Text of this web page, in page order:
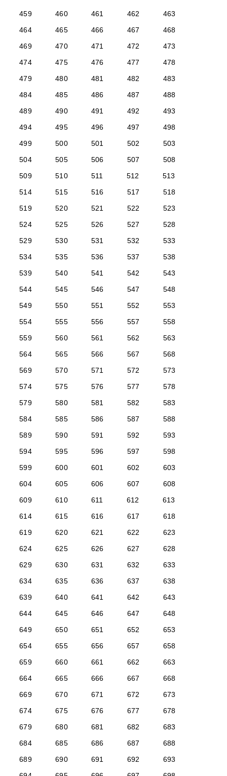
459
460 461 462
463
464
465 466 467
468
469
470 471 472
473
474
475 476 477
478
479
480 481 482
483
484
485 486 487
488
489
490 491 492
493
494
495 496 497
498
499
500 501 502
503
504
505 506 507
508
509
510 511 512
513
514
515 516 517
518
519
520 521 522
523
524
525 526 527
528
529
530 531 532
533
534
535 536 537
538
539
540 541 542
543
544
545 546 547
548
549
550 551 552
553
554
555 556 557
558
559
560 561 562
563
564
565 566 567
568
569
570 571 572
573
574
575 576 577
578
579
580 581 582
583
584
585 586 587
588
589
590 591 592
593
594
595 596 597
598
599
600 601 602
603
604
605 606 607
608
609
610 611 612
613
614
615 616 617
618
619
620 621 622
623
624
625 626 627
628
629
630 631 632
633
634
635 636 637
638
639
640 641 642
643
644
645 646 647
648
649
650 651 652
653
654
655 656 657
658
659
660 661 662
663
664
665 666 667
668
669
670 671 672
673
674
675 676 677
678
679
680 681 682
683
684
685 686 687
688
689
690 691 692
693